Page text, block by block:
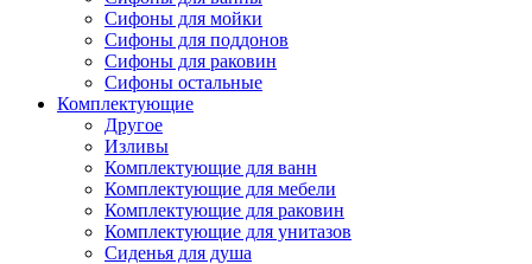
Сифоны для мойки
Сифоны для поддонов
Сифоны для раковин
Сифоны остальные
Комплектующие
Другое
Изливы
Комплектующие для ванн
Комплектующие для мебели
Комплектующие для раковин
Комплектующие для унитазов
Сиденья для душа